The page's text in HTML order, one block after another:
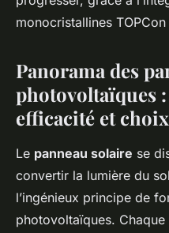
monocristallines
Panorama des
photovoltaïques
efficacité et
Le panneau solaire se
convertir la lumière du
l’ingénieux principe de
photovoltaïques.